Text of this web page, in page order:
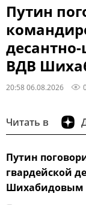
Путин
ВДВ
20:58 06.08.2026
Читать в
Путин
гвардейской
Шихабидовым